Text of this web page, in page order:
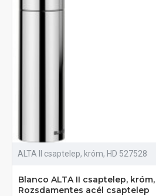
ALTA II csaptelep, króm, HD 527528
Blanco ALTA II csaptelep, króm,
Rozsdamentes acél csaptelep